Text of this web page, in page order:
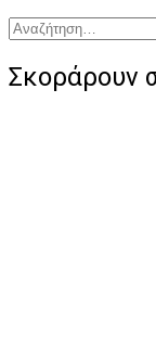
Αναζήτηση
για:
Σκοράρουν